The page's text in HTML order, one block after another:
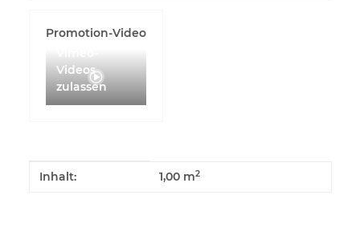
Promotion-Video
Videos
zulassen
Produkteigenschaft
Wert
Inhalt: 1,00 m2